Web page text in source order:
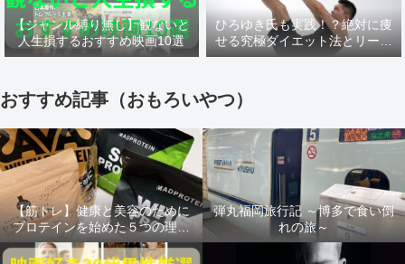
【ジャンル縛り無し】観ないと
人生損するおすすめ映画10選
ひろゆき氏も実践！？絶対に痩
せる究極ダイエット法とリーン
ゲインズについて解説
おすすめ記事（おもろいやつ）
【筋トレ】健康と美容のために
プロテインを始めた５つの理由
【ゴリラ化計画】
弾丸福岡旅行記 ～博多で食い倒
れの旅～